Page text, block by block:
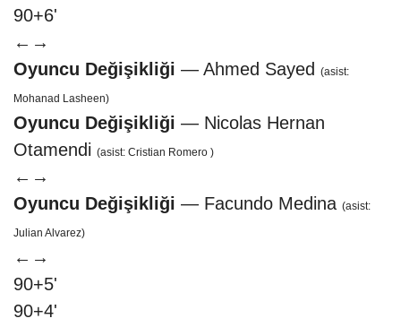
90+6'
← →
Oyuncu Değişikliği — Ahmed Sayed (asist:
Mohanad Lasheen)
Oyuncu Değişikliği — Nicolas Hernan
Otamendi (asist: Cristian Romero )
← →
Oyuncu Değişikliği — Facundo Medina (asist:
Julian Alvarez)
← →
90+5'
90+4'